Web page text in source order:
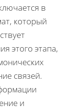
в
который
этого этапа,
связей.
и